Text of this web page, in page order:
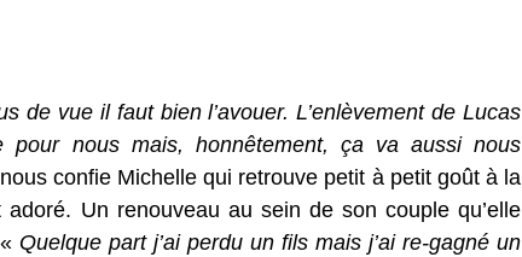
de vue il faut bien l’avouer. L’enlèvement de Lucas
pour nous mais, honnêtement, ça va aussi nous
confie Michelle qui retrouve petit à petit goût à la
Un renouveau au sein de son couple qu’elle
Quelque part j’ai perdu un fils mais j’ai re-gagné un